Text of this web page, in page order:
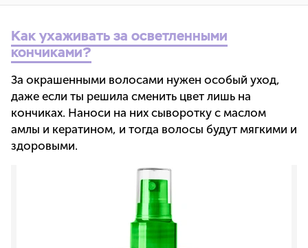
Как ухаживать за осветленными
кончиками?
За окрашенными волосами нужен особый уход,
даже если ты решила сменить цвет лишь на
кончиках. Наноси на них сыворотку с маслом
амлы и кератином, и тогда волосы будут мягкими и
здоровыми.